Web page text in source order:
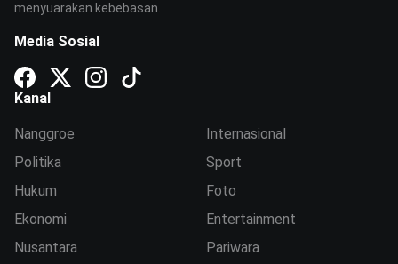
menyuarakan kebebasan.
Media Sosial
Kanal
Nanggroe
Politika
Hukum
Ekonomi
Nusantara
Internasional
Sport
Foto
Entertainment
Pariwara